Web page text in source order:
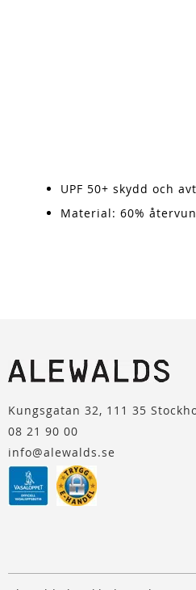
UPF 50+ skydd och
Material: 60%
Kungsgatan 32, 111 35
08 21 90 00
info@alewalds.se